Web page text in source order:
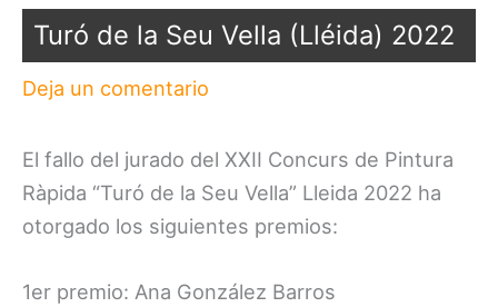
Turó de la Seu Vella (Lléida) 2022
Deja un comentario
El fallo del jurado del XXII Concurs de Pintura
Ràpida “Turó de la Seu Vella” Lleida 2022 ha
otorgado los siguientes premios:
1er premio: Ana González Barros